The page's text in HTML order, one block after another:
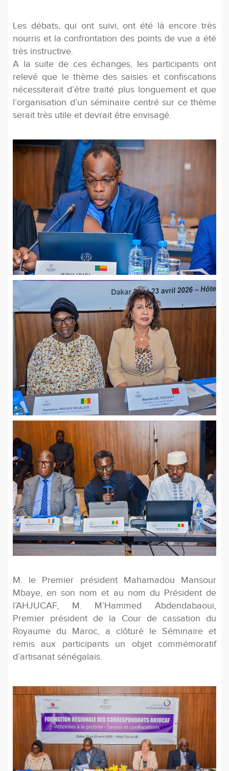
Les débats, qui ont suivi, ont été là encore très
nourris et la confrontation des points de vue a été
très instructive.
A la suite de ces échanges, les participants ont
relevé que le thème des saisies et conﬁscations
nécessiterait d’être traité plus longuement et que
l’organisation d’un séminaire centré sur ce thème
serait très utile et devrait être envisagé.
M. le Premier président Mahamadou Mansour
Mbaye, en son nom et au nom du Président de
l’AHJUCAF, M. M’Hammed Abdendabaoui,
Premier président de la Cour de cassation du
Royaume du Maroc, a clôturé le Séminaire et
remis aux participants un objet commémoratif
d’artisanat sénégalais.